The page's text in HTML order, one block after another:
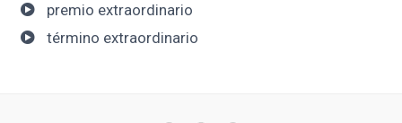
premio extraordinario
término extraordinario